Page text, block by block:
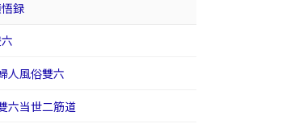
悟録
六
人風俗雙六
六当世二筋道